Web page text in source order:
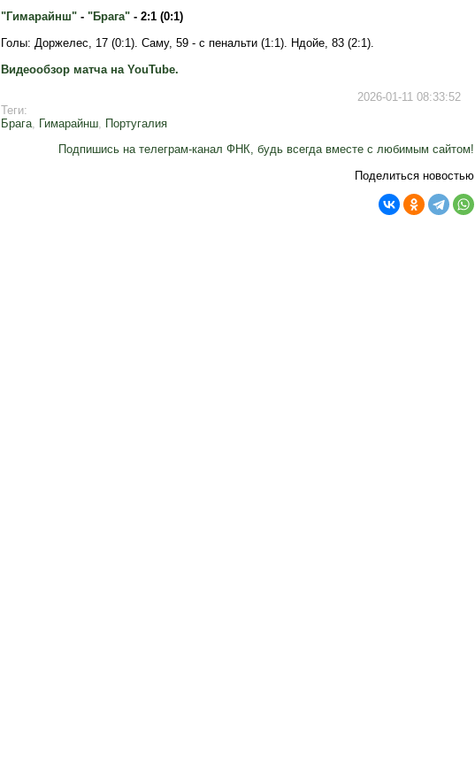
"Гимарайнш" - "Брага" - 2:1 (0:1)
Голы: Доржелес, 17 (0:1). Саму, 59 - с пенальти (1:1). Ндойе, 83 (2:1).
Видеообзор матча на YouTube.
2026-01-11 08:33:52
Теги:
Брага, Гимарайнш, Португалия
Подпишись на телеграм-канал ФНК, будь всегда вместе с любимым сайтом!
Поделиться новостью